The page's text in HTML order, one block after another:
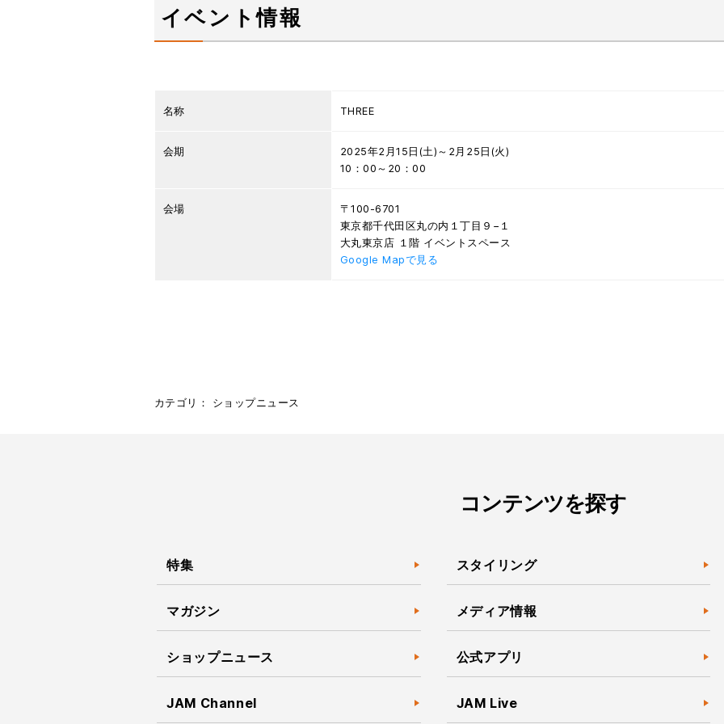
イベント情報
名称 THREE
会期
2025年2月15日(土)～2月25日(火)
10：00～20：00
会場
〒100-6701
東京都千代田区丸の内１丁目９−１
大丸東京店 １階 イベントスペース
Google Mapで見る
カテゴリ： ショップニュース
コンテンツを探す
特集 スタイリング
マガジン メディア情報
ショップニュース 公式アプリ
JAM Channel JAM Live